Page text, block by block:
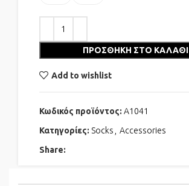
ΠΡΟΣΘΉΚΗ ΣΤΟ ΚΑΛΆΘΙ
Add to wishlist
Κωδικός προϊόντος: A1041
Κατηγορίες: Socks , Accessories
Share: